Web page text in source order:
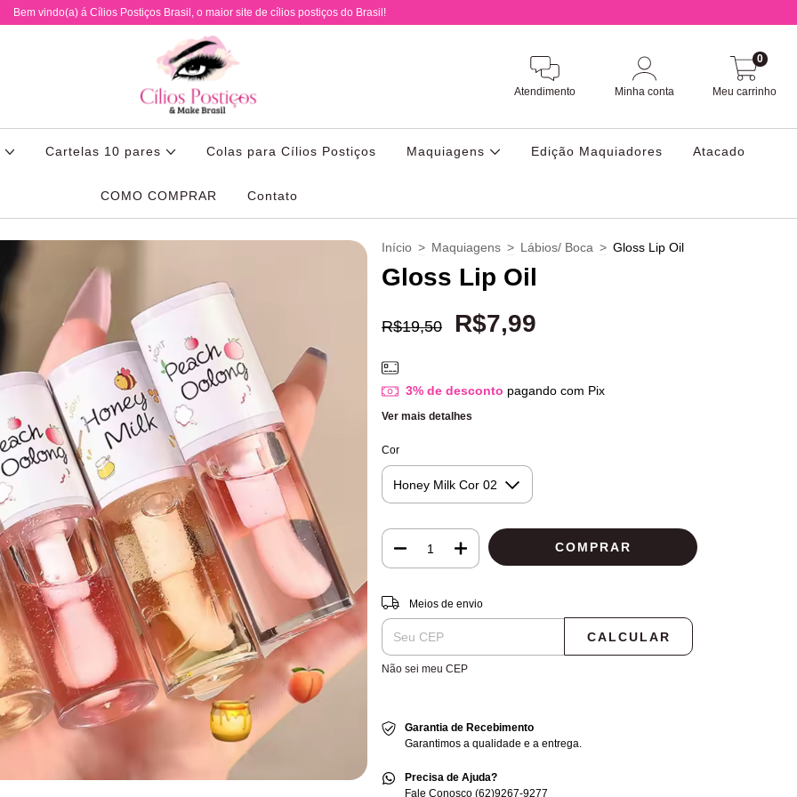
Bem vindo(a) á Cílios Postiços Brasil, o maior site de cílios postiços do Brasil!
Atendimento Minha conta Meu carrinho
0
Cartelas 10 pares Colas para Cílios Postiços Maquiagens Edição Maquiadores Atacado
COMO COMPRAR Contato
Início > Maquiagens > Lábios/ Boca > Gloss Lip Oil
Gloss Lip Oil
R$19,50 R$7,99
3% de desconto pagando com Pix
Ver mais detalhes
Cor
Entregas para o CEP:
Meios de envio
CALCULAR
Não sei meu CEP
Garantia de Recebimento
Garantimos a qualidade e a entrega.
Precisa de Ajuda?
Fale Conosco (62)9267-9277